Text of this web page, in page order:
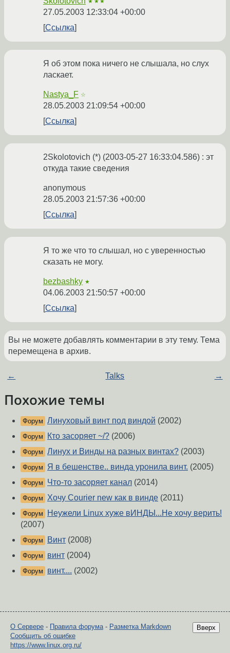
★★★
27.05.2003 12:33:04 +00:00
Ссылка
Я об этом пока ничего не слышала, но слух
ласкает.
Nastya_F ☆
28.05.2003 21:09:54 +00:00
Ссылка
2Skolotovich (*) (2003-05-27 16:33:04.586) : эт
откуда такие сведения
anonymous
28.05.2003 21:57:36 +00:00
Ссылка
Я то же что то слышал, но с уверенностью
сказать не могу.
bezbashky ★
04.06.2003 21:50:57 +00:00
Ссылка
Вы не можете добавлять комментарии в эту тему. Тема
перемещена в архив.
← Talks →
Похожие темы
Форум Линуховый винт под виндой (2002)
Форум Кто засоряет ~/? (2006)
Форум Линух и Винды на разных винтах? (2003)
Форум Я в бешенстве.. винда уронила винт. (2005)
Форум Что-то засоряет канал (2014)
Форум Хочу Courier new как в винде (2011)
Форум
Неужели Linux хуже вИНДЫ...Не хочу верить!
(2007)
Форум Винт (2008)
Форум винт (2004)
Форум винт.... (2002)
Вверх
О Сервере - Правила форума - Разметка Markdown
Сообщить об ошибке
https://www.linux.org.ru/